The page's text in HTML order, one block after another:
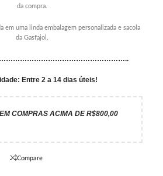
da compra.
em uma linda embalagem personalizada e sacola
da Gasfajol.
Entre 2 a 14 dias úteis!
COMPRAS ACIMA DE R$800,00
Compare